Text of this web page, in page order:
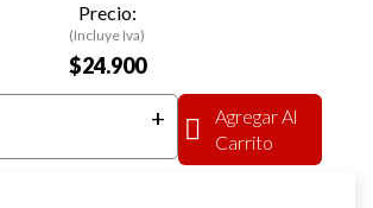
Precio:
(Incluye Iva)
$24.900
+
Agregar Al
Carrito